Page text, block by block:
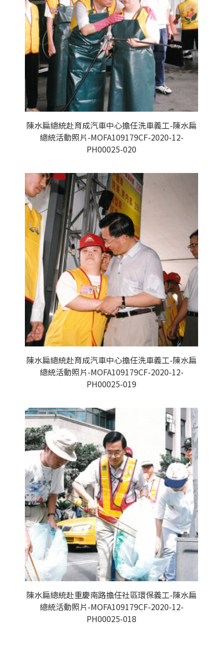
陳水扁總統赴育成汽車中心擔任洗車義工-陳水扁
總統活動照片-MOFA109179CF-2020-12-
PH00025-020
陳水扁總統赴育成汽車中心擔任洗車義工-陳水扁
總統活動照片-MOFA109179CF-2020-12-
PH00025-019
陳水扁總統赴重慶南路擔任社區環保義工-陳水扁
總統活動照片-MOFA109179CF-2020-12-
PH00025-018